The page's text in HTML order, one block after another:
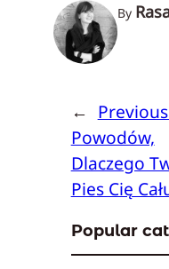
By
←
Powodów,
Dlaczego
Pies Cię
Popular